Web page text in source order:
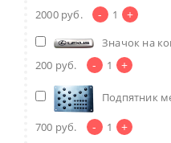
2000 руб. - 1 +
Значок на
200 руб. - 1 +
Подпятник
700 руб. - 1 +